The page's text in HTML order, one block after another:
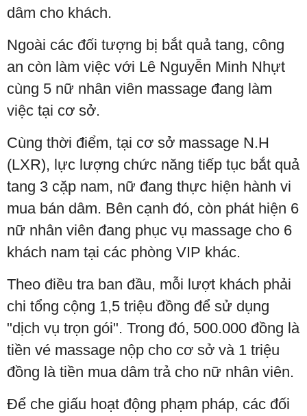
dâm cho khách.
Ngoài các đối tượng bị bắt quả tang, công
an còn làm việc với Lê Nguyễn Minh Nhựt
cùng 5 nữ nhân viên massage đang làm
việc tại cơ sở.
Cùng thời điểm, tại cơ sở massage N.H
(LXR), lực lượng chức năng tiếp tục bắt quả
tang 3 cặp nam, nữ đang thực hiện hành vi
mua bán dâm. Bên cạnh đó, còn phát hiện 6
nữ nhân viên đang phục vụ massage cho 6
khách nam tại các phòng VIP khác.
Theo điều tra ban đầu, mỗi lượt khách phải
chi tổng cộng 1,5 triệu đồng để sử dụng
"dịch vụ trọn gói". Trong đó, 500.000 đồng là
tiền vé massage nộp cho cơ sở và 1 triệu
đồng là tiền mua dâm trả cho nữ nhân viên.
Để che giấu hoạt động phạm pháp, các đối